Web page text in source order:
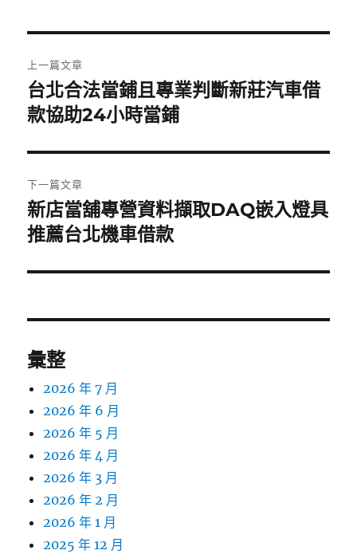
章
導
覽
上一篇文章
上
一
文
章:
台北合法當鋪且專業判斷新莊汽車借
款協助24小時當鋪
下一篇文章
下
一
文
新店當舖專營資料擷取DAQ嵌入燈具
推薦台北機車借款
彙整
2026 年 7 月
2026 年 6 月
2026 年 5 月
2026 年 4 月
2026 年 3 月
2026 年 2 月
2026 年 1 月
2025 年 12 月